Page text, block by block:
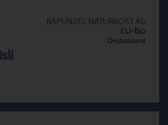
RAPUNZEL NATURKOST AG
EU-Bio
Deutschland